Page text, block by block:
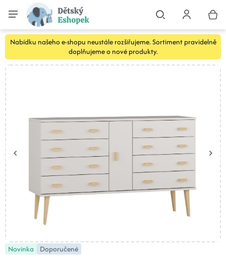
Nabídku našeho e-shopu neustále rozšiřujeme. Sortiment pravidelně
doplňujeme o nové produkty.
Novinka Doporučené